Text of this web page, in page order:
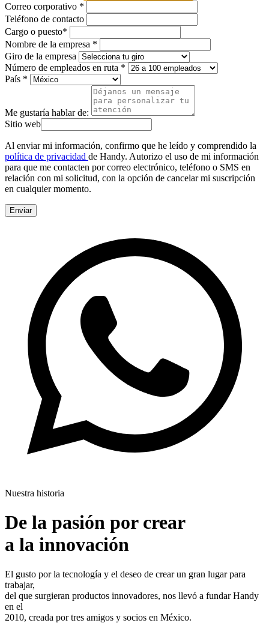
Correo corporativo *
Teléfono de contacto
Cargo o puesto*
Nombre de la empresa *
Giro de la empresa
Número de empleados en ruta *
País *
Me gustaría hablar de:
Sitio web
Al enviar mi información, confirmo que he leído y comprendido la
política de privacidad de Handy. Autorizo el uso de mi información
para que me contacten por correo electrónico, teléfono o SMS en
relación con mi solicitud, con la opción de cancelar mi suscripción
en cualquier momento.
Enviar
Nuestra historia
De la pasión por crear
a la innovación
El gusto por la tecnología y el deseo de crear un gran lugar para
trabajar,
del que surgieran productos innovadores, nos llevó a fundar Handy
en el
2010, creada por tres amigos y socios en México.